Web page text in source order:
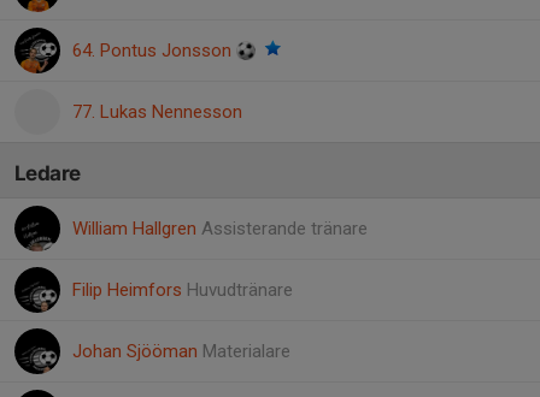
64. Pontus Jonsson
77. Lukas Nennesson
Ledare
William Hallgren Assisterande tränare
Filip Heimfors Huvudtränare
Johan Sjööman Materialare